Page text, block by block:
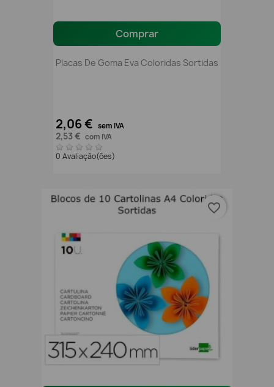
Comprar
Placas De Goma Eva Coloridas Sortidas
2,06 € sem IVA
2,53 € com IVA
0 Avaliação(ões)
favorite_border